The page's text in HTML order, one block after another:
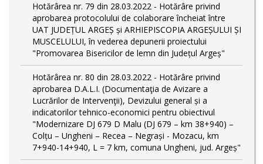
Hotărârea nr. 79 din 28.03.2022 - Hotărâre privind
aprobarea protocolului de colaborare încheiat între
UAT JUDEȚUL ARGEȘ și ARHIEPISCOPIA ARGEȘULUI ȘI
MUSCELULUI, în vederea depunerii proiectului
"Promovarea Bisericilor de lemn din Județul Argeș"
Hotărârea nr. 80 din 28.03.2022 - Hotărâre privind
aprobarea D.A.L.I. (Documentaţia de Avizare a
Lucrărilor de Intervenţii), Devizului general și a
indicatorilor tehnico-economici pentru obiectivul
"Modernizare DJ 679 D Malu (DJ 679 – km 38+940) –
Colțu – Ungheni – Recea – Negrași - Mozacu, km
7+940-14+940, L = 7 km, comuna Ungheni, jud. Argeș"